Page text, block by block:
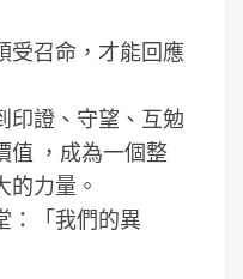
受召命，才能回應
印證、守望、互勉
值 ，成為一個整
的力量。
：「我們的異